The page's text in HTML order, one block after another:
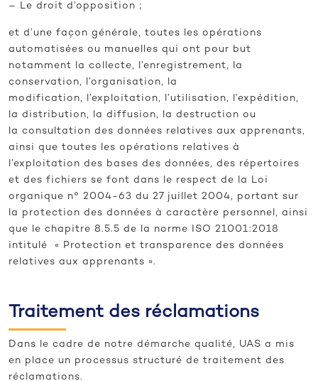
– Le droit d’opposition ;
et d’une façon générale, toutes les opérations
automatisées ou manuelles qui ont pour but
notamment la collecte, l’enregistrement, la
conservation, l’organisation, la
modification, l’exploitation, l’utilisation, l’expédition,
la distribution, la diffusion, la destruction ou
la consultation des données relatives aux apprenants,
ainsi que toutes les opérations relatives à
l’exploitation des bases des données, des répertoires
et des fichiers se font dans le respect de la Loi
organique n° 2004-63 du 27 juillet 2004, portant sur
la protection des données à caractère personnel, ainsi
que le chapitre 8.5.5 de la norme ISO 21001:2018
intitulé « Protection et transparence des données
relatives aux apprenants ».
Traitement des réclamations
Dans le cadre de notre démarche qualité, UAS a mis
en place un processus structuré de traitement des
réclamations.